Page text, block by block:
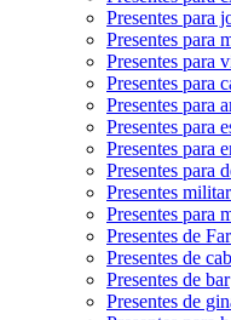
Presentes para
Presentes para
Presentes para
Presentes para
Presentes para
Presentes para
Presentes para
Presentes para
Presentes
Presentes para
Presentes de
Presentes de
Presentes de bar
Presentes de